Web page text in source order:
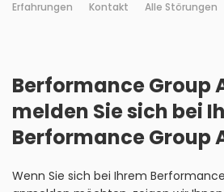
Erfahrungen Kontakt Alle Störungen
Berformance Group
melden Sie sich bei
Berformance Group
Wenn Sie sich bei Ihrem